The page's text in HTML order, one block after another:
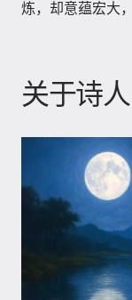
炼，却意蕴宏大
关于诗人